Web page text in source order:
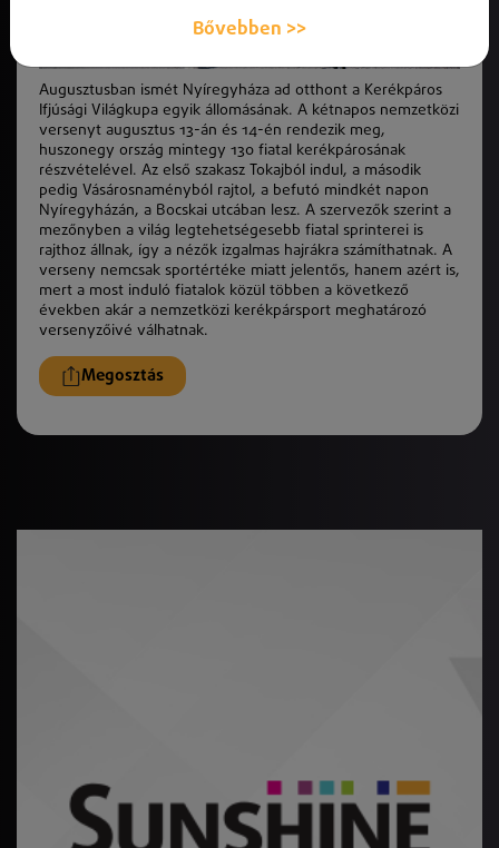
Augusztusban ismét Nyíregyháza ad otthont a Kerékpáros
Ifjúsági Világkupa egyik állomásának. A kétnapos nemzetközi
versenyt augusztus 13-án és 14-én rendezik meg,
huszonegy ország mintegy 130 fiatal kerékpárosának
részvételével. Az első szakasz Tokajból indul, a második
pedig Vásárosnaményból rajtol, a befutó mindkét napon
Nyíregyházán, a Bocskai utcában lesz. A szervező k szerint a
mezőnyben a világ legtehetségesebb fiatal sprinterei is
rajthoz állnak, így a néző k izgalmas hajrákra számíthatnak. A
verseny nemcsak sportérté ke miatt jelentős, hanem azért is,
mert a most induló fiatalok közül többen a következő
években akár a nemzetközi kerékpársport meghatározó
versenyzőivé válhatnak.
Megosztás
Bővebben >>